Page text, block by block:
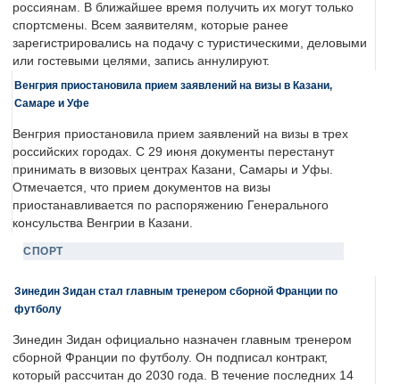
россиянам. В ближайшее время получить их могут только
спортсмены. Всем заявителям, которые ранее
зарегистрировались на подачу с туристическими, деловыми
или гостевыми целями, запись аннулируют.
Венгрия приостановила прием заявлений на визы в Казани,
Самаре и Уфе
Венгрия приостановила прием заявлений на визы в трех
российских городах. С 29 июня документы перестанут
принимать в визовых центрах Казани, Самары и Уфы.
Отмечается, что прием документов на визы
приостанавливается по распоряжению Генерального
консульства Венгрии в Казани.
СПОРТ
Зинедин Зидан стал главным тренером сборной Франции по
футболу
Зинедин Зидан официально назначен главным тренером
сборной Франции по футболу. Он подписал контракт,
который рассчитан до 2030 года. В течение последних 14